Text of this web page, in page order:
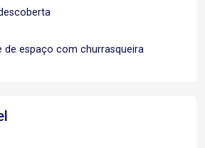
espaço com churrasqueira